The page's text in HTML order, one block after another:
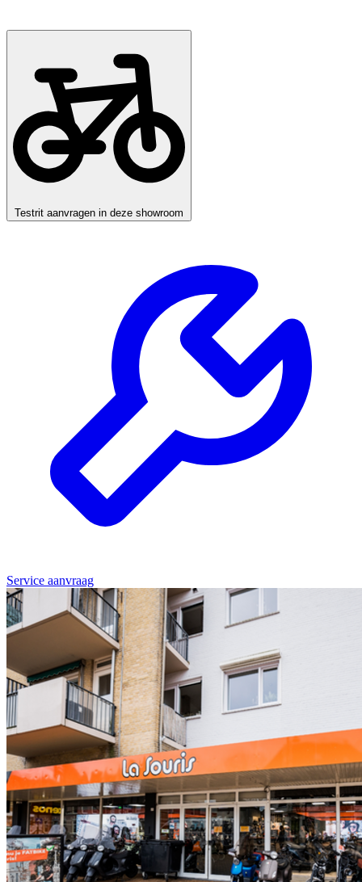
Testrit aanvragen in deze showroom
Service aanvraag